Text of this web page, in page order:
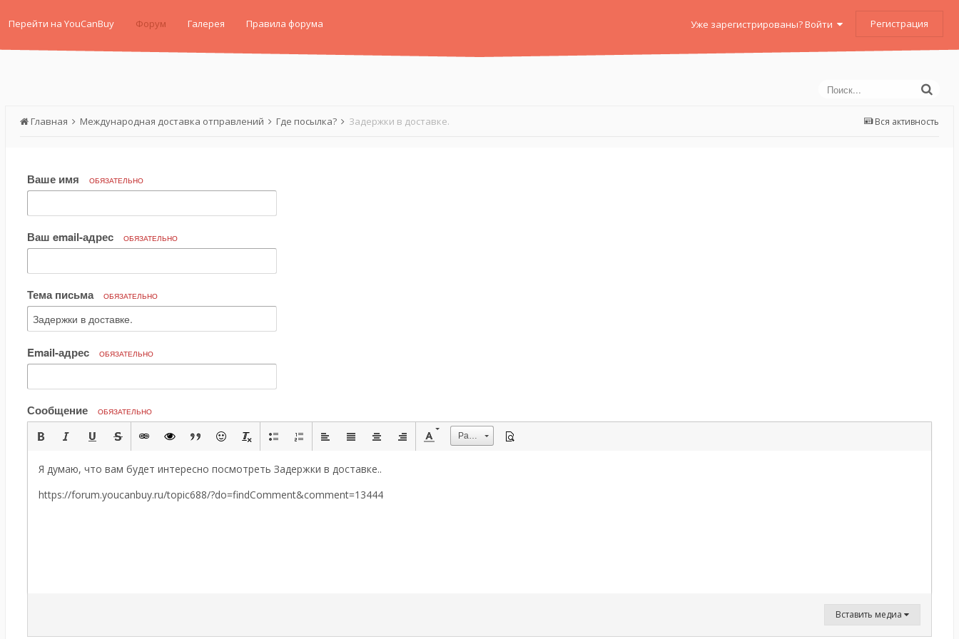
Перейти на YouCanBuy Форум Галерея Правила форума Уже зарегистрированы? Войти Регистрация
Вся активность
Главная Международная доставка отправлений Где посылка? Задержки в доставке.
Ваше имя ОБЯЗАТЕЛЬНО
Ваш email-адрес ОБЯЗАТЕЛЬНО
Тема письма ОБЯЗАТЕЛЬНО
Email-адрес ОБЯЗАТЕЛЬНО
Сообщение ОБЯЗАТЕЛЬНО
Размер
Я думаю, что вам будет интересно посмотреть Задержки в доставке..
https://forum.youcanbuy.ru/topic688/?do=findComment&comment=13444
Вставить медиа